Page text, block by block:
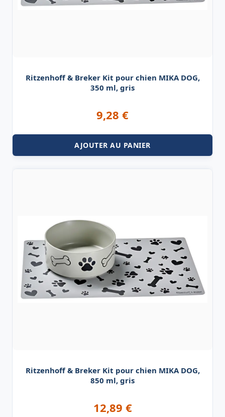
Ritzenhoff & Breker Kit pour chien MIKA DOG,
350 ml, gris
9,28 €
AJOUTER AU PANIER
Ritzenhoff & Breker Kit pour chien MIKA DOG,
850 ml, gris
12,89 €